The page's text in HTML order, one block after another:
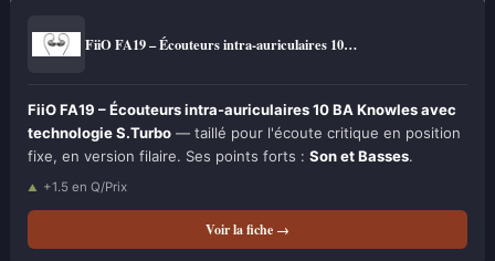
FiiO FA19 – Écouteurs intra-auriculaires 10…
FiiO FA19 – Écouteurs intra-auriculaires 10 BA Knowles avec
technologie S.Turbo — taillé pour l'écoute critique en position
fixe, en version filaire. Ses points forts : Son et Basses.
+1.5 en Q/Prix
Voir la fiche →